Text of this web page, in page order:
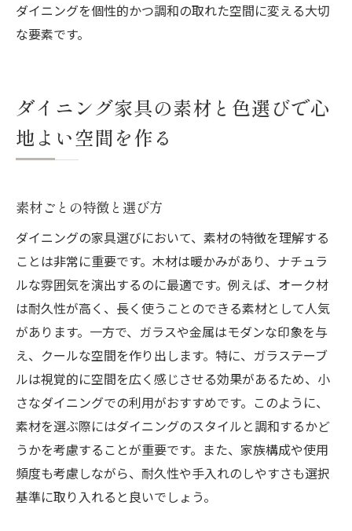
ダイニングを個性的かつ調和の取れた空間に変える大切
な要素です。
ダイニング家具の素材と色選びで心
地よい空間を作る
素材ごとの特徴と選び方
ダイニングの家具選びにおいて、素材の特徴を理解する
ことは非常に重要です。木材は暖かみがあり、ナチュラ
ルな雰囲気を演出するのに最適です。例えば、オーク材
は耐久性が高く、長く使うことのできる素材として人気
があります。一方で、ガラスや金属はモダンな印象を与
え、クールな空間を作り出します。特に、ガラステーブ
ルは視覚的に空間を広く感じさせる効果があるため、小
さなダイニングでの利用がおすすめです。このように、
素材を選ぶ際にはダイニングのスタイルと調和するかど
うかを考慮することが重要です。また、家族構成や使用
頻度も考慮しながら、耐久性や手入れのしやすさも選択
基準に取り入れると良いでしょう。